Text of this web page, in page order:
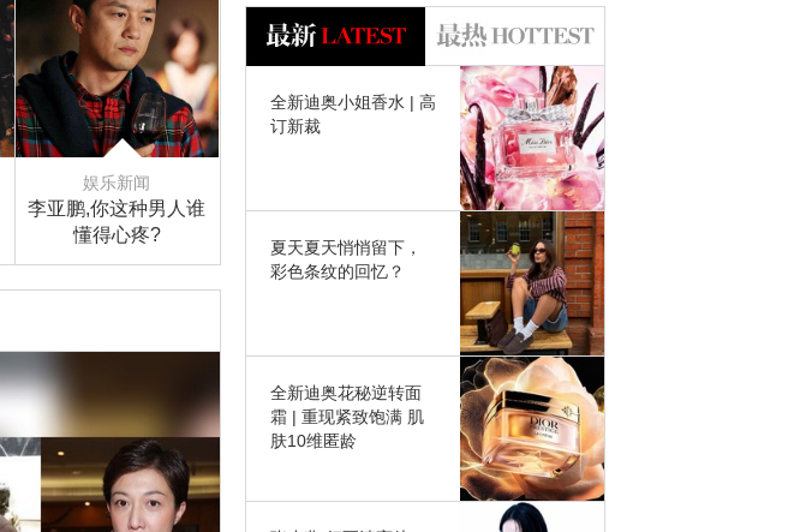
娱乐新闻
李亚鹏,你这种男人谁
懂得心疼?
全新迪奥小姐香水 | 高
订新裁
夏天夏天悄悄留下，
彩色条纹的回忆？
全新迪奥花秘逆转面
霜 | 重现紧致饱满 肌
肤10维匿龄